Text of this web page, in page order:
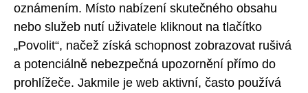
oznámením. Místo nabízení skutečného obsahu
nebo služeb nutí uživatele kliknout na tlačítko
„Povolit“, načež získá schopnost zobrazovat rušivá
a potenciálně nebezpečná upozornění přímo do
prohlížeče. Jakmile je web aktivní, často používá